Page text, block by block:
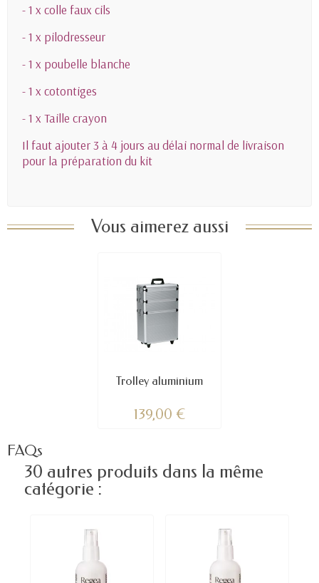
- 1 x colle faux cils
- 1 x pilodresseur
- 1 x poubelle blanche
- 1 x cotontiges
- 1 x Taille crayon
Il faut ajouter 3 à 4 jours au délai normal de livraison
pour la préparation du kit
Vous aimerez aussi
Trolley aluminium
139,00 €
FAQs
30 autres produits dans la même
catégorie :